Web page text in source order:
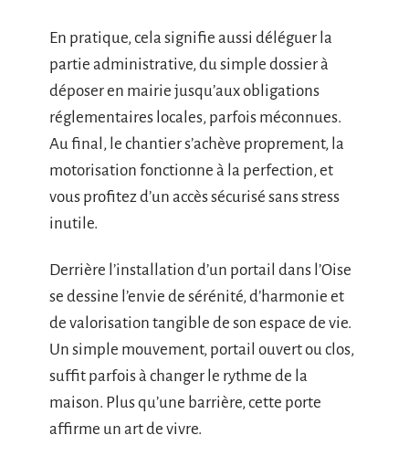
En pratique, cela signifie aussi déléguer la
partie administrative, du simple dossier à
déposer en mairie jusqu’aux obligations
réglementaires locales, parfois méconnues.
Au final, le chantier s’achève proprement, la
motorisation fonctionne à la perfection, et
vous profitez d’un accès sécurisé sans stress
inutile.
Derrière l’installation d’un portail dans l’Oise
se dessine l’envie de sérénité, d’harmonie et
de valorisation tangible de son espace de vie.
Un simple mouvement, portail ouvert ou clos,
suffit parfois à changer le rythme de la
maison. Plus qu’une barrière, cette porte
affirme un art de vivre.